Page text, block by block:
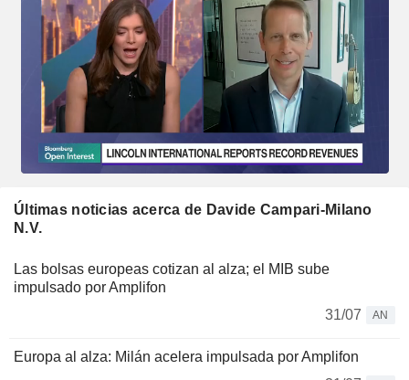
Últimas noticias acerca de Davide Campari-Milano
N.V.
Las bolsas europeas cotizan al alza; el MIB sube
impulsado por Amplifon
31/07
AN
Europa al alza: Milán acelera impulsada por Amplifon